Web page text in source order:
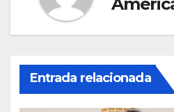
Entrada relacionada